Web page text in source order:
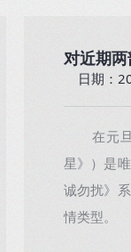
对近期
日期：
在元旦
星》）是
诚勿扰》
情类型。